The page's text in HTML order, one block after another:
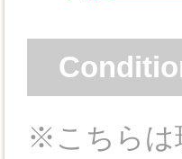
※こちらは